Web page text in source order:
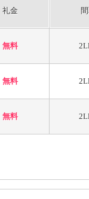
礼金
無料
無料
無料